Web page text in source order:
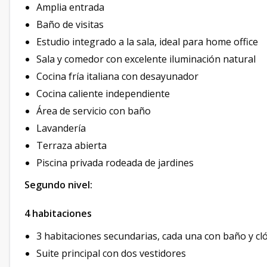
Amplia entrada
Baño de visitas
Estudio integrado a la sala, ideal para home office
Sala y comedor con excelente iluminación natural
Cocina fría italiana con desayunador
Cocina caliente independiente
Área de servicio con baño
Lavandería
Terraza abierta
Piscina privada rodeada de jardines
Segundo nivel:
4 habitaciones
3 habitaciones secundarias, cada una con baño y
Suite principal con dos vestidores